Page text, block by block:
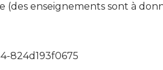
(des enseignements sont à
824d193f0675